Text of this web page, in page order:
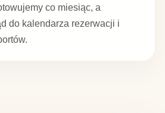
co miesiąc, a
do kalendarza rezerwacji i